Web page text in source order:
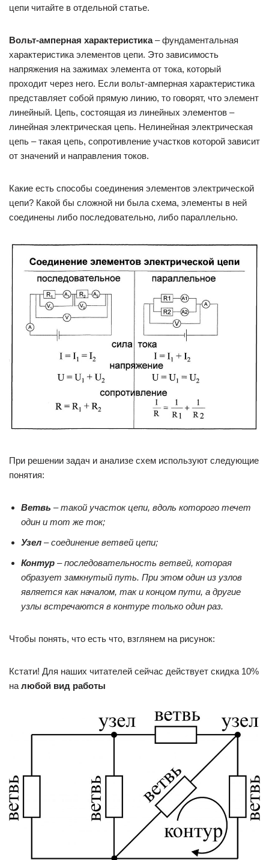
цепи читайте в отдельной статье.
Вольт-амперная характеристика– фундаментальная
характеристика элементов цепи. Это зависимость
напряжения на зажимах элемента от тока, который
проходит через него. Если вольт-амперная характеристика
представляет собой прямую линию, то говорят, что элемент
линейный. Цепь, состоящая из линейных элементов –
линейная электрическая цепь. Нелинейная электрическая
цепь – такая цепь, сопротивление участков которой зависит
от значений и направления токов.
Какие есть способы соединения элементов электрической
цепи? Какой бы сложной ни была схема, элементы в ней
соединены либо последовательно, либо параллельно.
При решении задач и анализе схем используют следующие
понятия:
Ветвь – такой участок цепи, вдоль которого течет
один и тот же ток;
Узел – соединение ветвей цепи;
Контур – последовательность ветвей, которая
образует замкнутый путь. При этом один из узлов
является как началом, так и концом пути, а другие
узлы встречаются в контуре только один раз.
Чтобы понять, что есть что, взглянем на рисунок:
Кстати! Для наших читателей сейчас действует скидка 10%
на любой вид работы